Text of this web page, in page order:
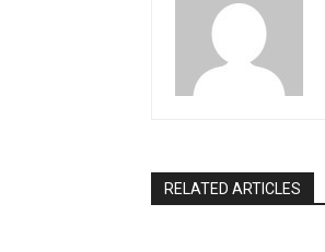
RELATED ARTICLES